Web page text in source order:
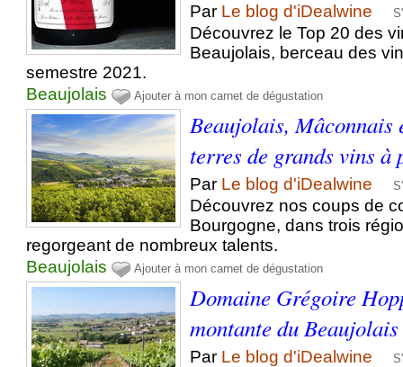
Par Le blog d'iDealwine
Découvrez le Top 20 des
Beaujolais, berceau des
semestre 2021.
Beaujolais
Ajouter à mon carnet de dégustation
Beaujolais, Mâconnais
terres de grands vins à
Par Le blog d'iDealwine
Découvrez nos coups de
Bourgogne, dans trois
regorgeant de nombreux talents.
Beaujolais
Ajouter à mon carnet de dégustation
Domaine Grégoire
montante du Beaujolais
Par Le blog d'iDealwine